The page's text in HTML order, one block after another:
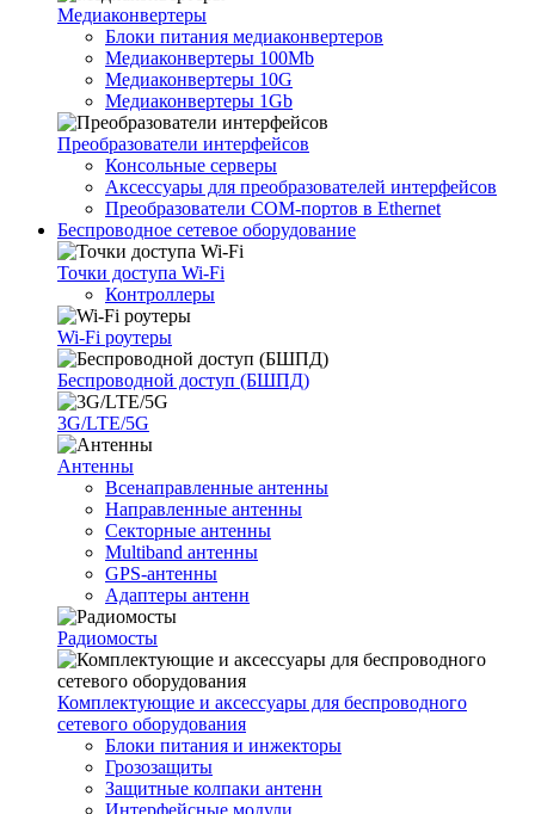
Медиаконвертеры
Блоки питания медиаконвертеров
Медиаконвертеры 100Mb
Медиаконвертеры 10G
Медиаконвертеры 1Gb
Преобразователи интерфейсов
Консольные серверы
Аксессуары для преобразователей интерфейсов
Преобразователи COM-портов в Ethernet
Беспроводное сетевое оборудование
Точки доступа Wi-Fi
Контроллеры
Wi-Fi роутеры
Беспроводной доступ (БШПД)
3G/LTE/5G
Антенны
Всенаправленные антенны
Направленные антенны
Секторные антенны
Multiband антенны
GPS-антенны
Адаптеры антенн
Радиомосты
Комплектующие и аксессуары для беспроводного
сетевого оборудования
Блоки питания и инжекторы
Грозозащиты
Защитные колпаки антенн
Интерфейсные модули